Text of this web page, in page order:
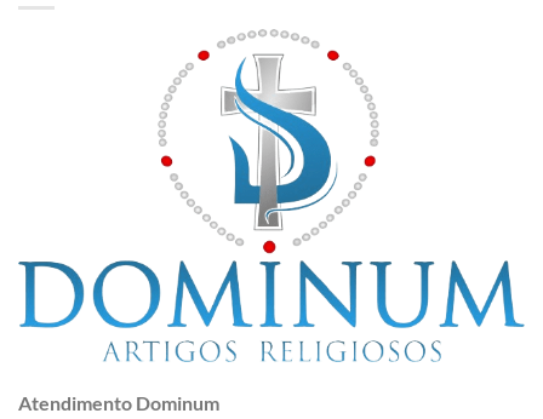
Atendimento Dominum